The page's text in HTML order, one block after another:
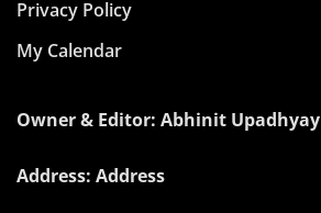
Privacy Policy
My Calendar
Owner & Editor: Abhinit Upadhyay
Address: Address